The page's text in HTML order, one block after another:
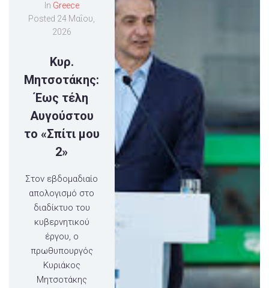
In Greece
Posted 24 Μαΐου,
2026
Κυρ.
Μητσοτάκης:
Έως τέλη
Αυγούστου
το «Σπίτι μου
2»
Στον εβδομαδιαίο
απολογισμό στο
διαδίκτυο του
κυβερνητικού
έργου, ο
πρωθυπουργός
Κυριάκος
Μητσοτάκης